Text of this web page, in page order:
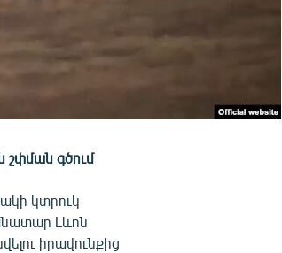
շփման գծում
կտրուկ
Լևոն
իրավունքից